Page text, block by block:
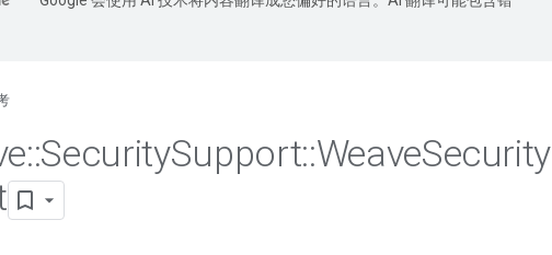
::SecuritySupport::WeaveSecurity